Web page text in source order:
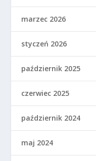
marzec 2026
styczeń 2026
październik 2025
czerwiec 2025
październik 2024
maj 2024